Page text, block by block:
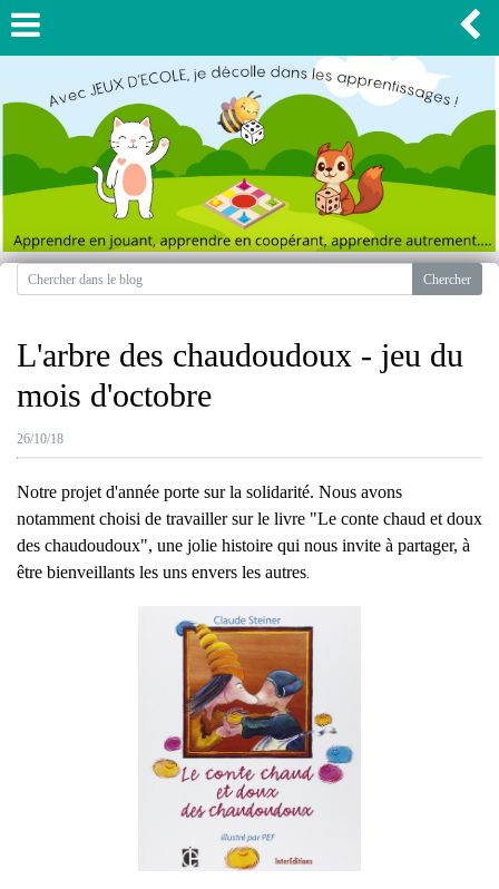
L'arbre des chaudoudoux - jeu du
mois d'octobre
26/10/18
Notre projet d'année porte sur la solidarité. Nous avons
notamment choisi de travailler sur le livre "Le conte chaud et doux
des chaudoudoux", une jolie histoire qui nous invite à partager, à
être bienveillants les uns envers les autres.